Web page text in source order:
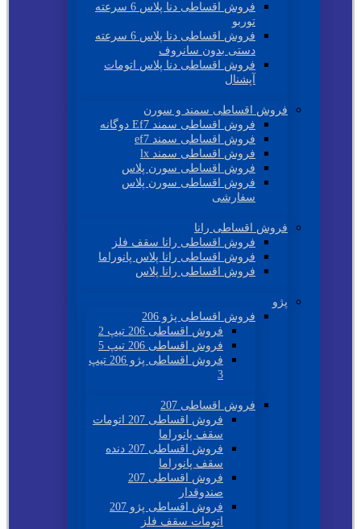
فروش اقساطی دنا پلاس 6 سرعته
توربو
فروش اقساطی دنا پلاس 6 سرعته
دستی بدون سانروف
فروش اقساطی دنا پلاس اتومات
آپشنال
فروش اقساطی سمند و سورن
فروش اقساطی سمند Ef7 دوگانه
فروش اقساطی سمند ef7
فروش اقساطی سمند lx
فروش اقساطی سورن پلاس
فروش اقساطی سورن پلاس
سفارشی
فروش اقساطی رانا
فروش اقساطی رانا سقف فلز
فروش اقساطی رانا پلاس پانوراما
فروش اقساطی رانا پلاس
پژو
فروش اقساطی پژو 206
فروش اقساطی 206 تیپ 2
فروش اقساطی 206 تیپ 5
فروش اقساطی پژو 206 تیپ
3
فروش اقساطی 207
فروش اقساطی 207 اتومات
سقف پانوراما
فروش اقساطی 207 دنده
سقف پانوراما
فروش اقساطی 207
صندوقدار
فروش اقساطی پژو 207
اتومات سقف فلز